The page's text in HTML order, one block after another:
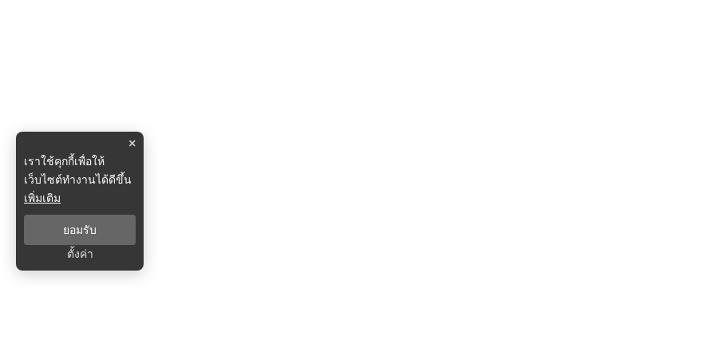
×
เราใช้คุกกี้เพื่อให้
เว็บไซต์ทำงานได้ดีขึ้น
เพิ่มเติม
ยอมรับ
ตั้งค่า